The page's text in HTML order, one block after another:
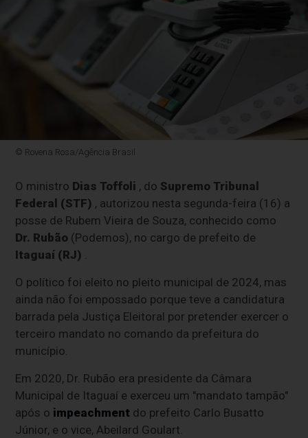
© Rovena Rosa/Agência Brasil
O ministro Dias Toffoli , do Supremo Tribunal
Federal (STF) , autorizou nesta segunda-feira (16) a
posse de Rubem Vieira de Souza, conhecido como
Dr. Rubão (Podemos), no cargo de prefeito de
Itaguaí (RJ) .
O político foi eleito no pleito municipal de 2024, mas
ainda não foi empossado porque teve a candidatura
barrada pela Justiça Eleitoral por pretender exercer o
terceiro mandato no comando da prefeitura do
município.
Em 2020, Dr. Rubão era presidente da Câmara
Municipal de Itaguaí e exerceu um "mandato tampão"
após o impeachment do prefeito Carlo Busatto
Júnior, e o vice, Abeilard Goulart.